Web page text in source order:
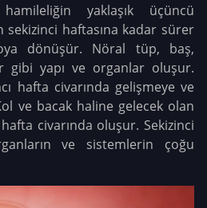
yaklaşık üçüncü
sekizinci haftasına kadar sürer
dönüşür. Nöral tüp, baş,
gibi yapı ve organlar oluşur.
hafta civarında gelişmeye ve
ve bacak haline gelecek olan
civarında oluşur. Sekizinci
ve sistemlerin çoğu